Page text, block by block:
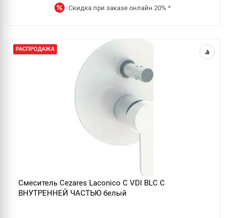
Скидка при заказе онлайн 20% *
РАСПРОДАЖА
Смеситель Cezares Laconico C VDI BLC С
ВНУТРЕННЕЙ ЧАСТЬЮ белый